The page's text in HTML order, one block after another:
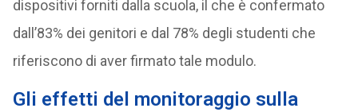
dispositivi forniti dalla scuola, il che è confermato
dall’83% dei genitori e dal 78% degli studenti che
riferiscono di aver firmato tale modulo.
Gli effetti del monitoraggio sulla